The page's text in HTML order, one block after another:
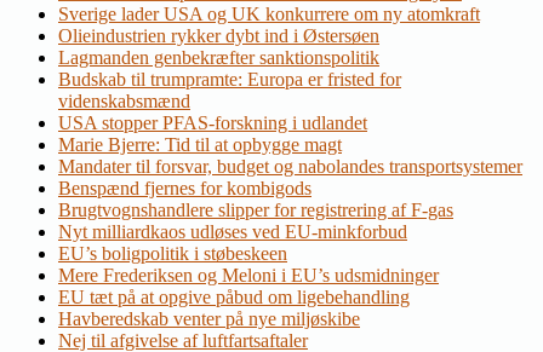
Sverige lader USA og UK konkurrere om ny atomkraft
Olieindustrien rykker dybt ind i Østersøen
Lagmanden genbekræfter sanktionspolitik
Budskab til trumpramte: Europa er fristed for
videnskabsmænd
USA stopper PFAS-forskning i udlandet
Marie Bjerre: Tid til at opbygge magt
Mandater til forsvar, budget og nabolandes transportsystemer
Benspænd fjernes for kombigods
Brugtvognshandlere slipper for registrering af F-gas
Nyt milliardkaos udløses ved EU-minkforbud
EU’s boligpolitik i støbeskeen
Mere Frederiksen og Meloni i EU’s udsmidninger
EU tæt på at opgive påbud om ligebehandling
Havberedskab venter på nye miljøskibe
Nej til afgivelse af luftfartsaftaler